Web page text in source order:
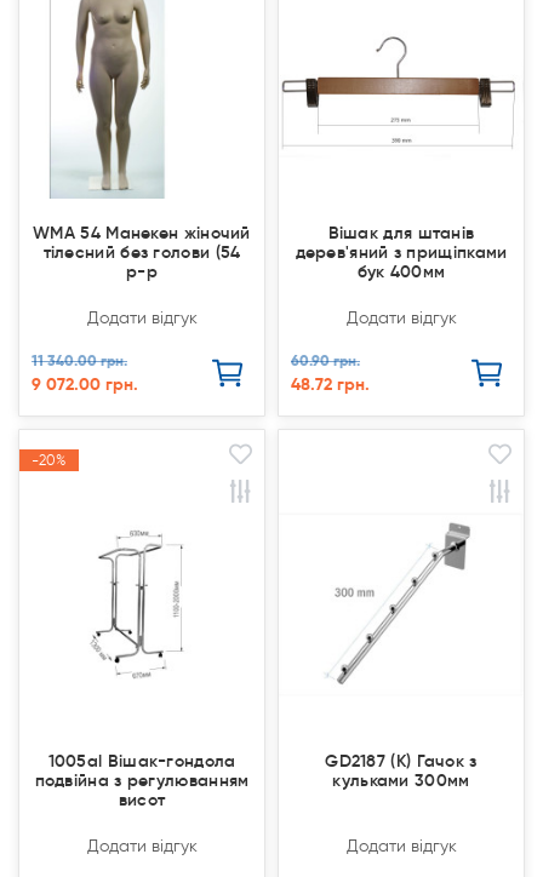
WMA 54 Манекен жіночий
тілесний без голови (54
р-р
Додати відгук
11 340.00 грн.
9 072.00 грн.
Вішак для штанів
дерев'яний з прищіпками
бук 400мм
Додати відгук
60.90 грн.
48.72 грн.
-20%
-20%
1005al Вішак-гондола
подвійна з регулюванням
висот
Додати відгук
GD2187 (К) Гачок з
кульками 300мм
Додати відгук